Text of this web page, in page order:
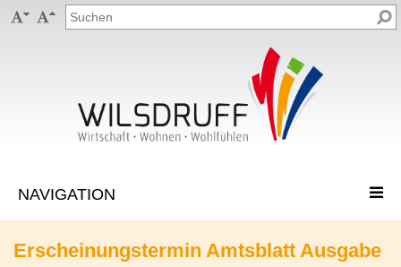
 
Erscheinungstermin Amtsblatt Ausgabe